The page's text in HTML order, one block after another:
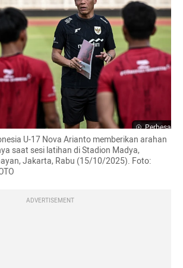
Perbesar
U-17 Nova Arianto memberikan arahan
saat sesi latihan di Stadion Madya,
Jakarta, Rabu (15/10/2025). Foto:
ADVERTISEMENT